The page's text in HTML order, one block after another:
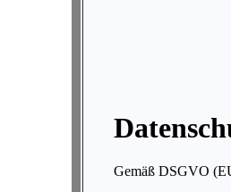
Gemäß DSGVO